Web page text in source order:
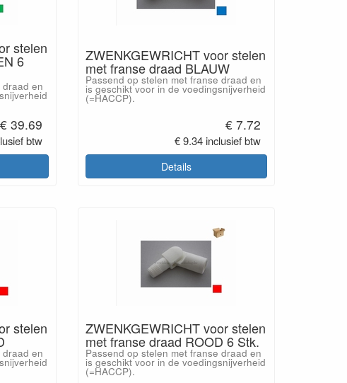
stelen
6
en
€ 39.69
btw
ZWENKGEWRICHT voor stelen
met franse draad BLAUW
Passend op stelen met franse draad en
is geschikt voor in de voedingsnijverheid
(=HACCP).
€ 7.72
€ 9.34 inclusief btw
Details
stelen
en
ZWENKGEWRICHT voor stelen
met franse draad ROOD 6 Stk.
Passend op stelen met franse draad en
is geschikt voor in de voedingsnijverheid
(=HACCP).